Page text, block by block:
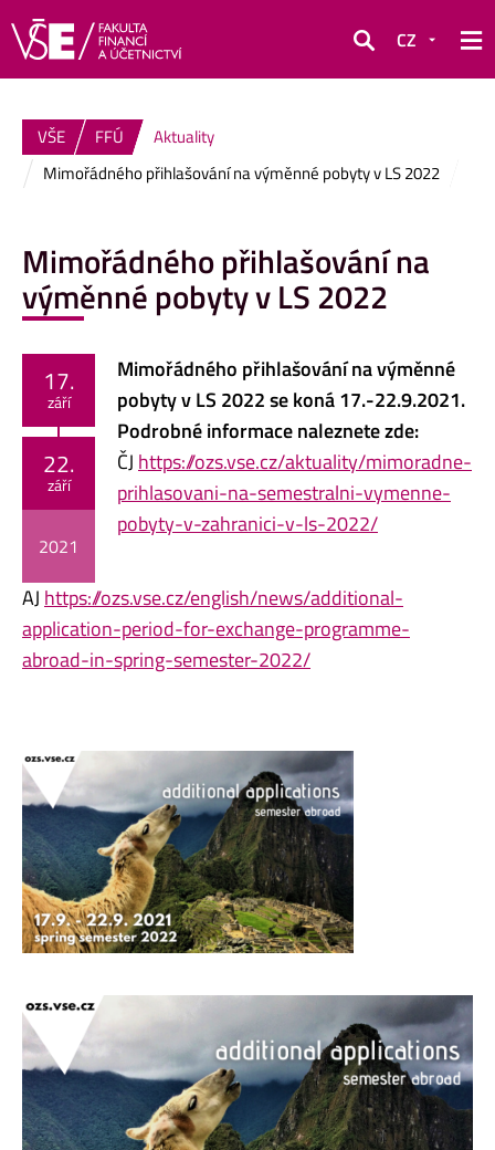
Hledat
CZ
VŠE FFÚ
Aktuality
Mimořádného přihlašování na výměnné pobyty v LS 2022
Mimořádného přihlašování na
výměnné pobyty v LS 2022
17.
září
22.
září
2021
Mimořádného přihlašování na výměnné
pobyty v LS 2022 se koná17.-22.9.2021.
Podrobné informace naleznete zde:
ČJ https://ozs.vse.cz/aktuality/mimoradne-
prihlasovani-na-semestralni-vymenne-
pobyty-v-zahranici-v-ls-2022/
AJ https://ozs.vse.cz/english/news/additional-
application-period-for-exchange-programme-
abroad-in-spring-semester-2022/